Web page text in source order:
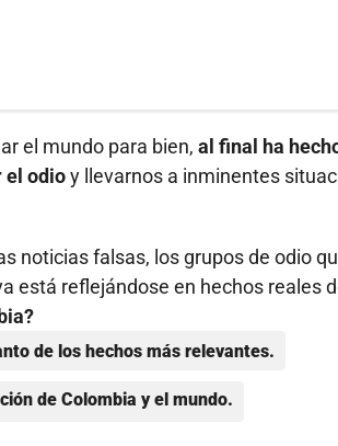
el mundo para bien, al final ha
el odioy llevarnos a inminentes
noticias falsas, los grupos de odio
está reflejándose en hechos reales
de los hechos más relevantes.
de Colombia y el mundo.